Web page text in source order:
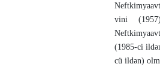
vini
(1985-ci
cü ildən)